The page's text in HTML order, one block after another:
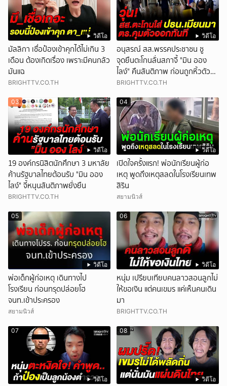
วิดีโอ
มัลลิกา เชื่อป๋องเข้าคุกได้ไม่เกิน 3
เดือน ต้องเกิดเรื่อง เพราะมีคนกลัว
มันแฉ
BRIGHTTV.CO.TH
วิดีโอ
อนุสรณ์ สส.พรรคประชาชน ชู
จุดยืนตะโกนลั่นสภาจี้ "มิน ออง
ไลง์" คืนสันติภาพ ก่อนถูกหิ้วตัว
ออก
BRIGHTTV.CO.TH
วิดีโอ
03
19 องค์กรนิสิตนักศึกษา 3 มหาลัย
ค้านรัฐบาลไทยต้อนรับ "มิน ออง
ไลง์" จี้หนุนสันติภาพยั่งยืน
BRIGHTTV.CO.TH
วิดีโอ
04
เปิดใจครั้งแรก! พ่อนักเรียนผู้ก่อ
เหตุ พูดถึงเหตุสลดในโรงเรียนเทพ
สิริน
สยามนิวส์
วิดีโอ
05
พ่อเด็กผู้ก่อเหตุ เดินทางไป
โรงเรียน ก่อนทรุดปล่อยโฮ
จนท.เข้าประครอง
สยามนิวส์
วิดีโอ
06
หนุ่ม เปรียบเทียบคนลาวสอนลูกไม่
ให้ขอเงิน แต่คนเขมร แค่เห็นคนเดิน
มา
BRIGHTTV.CO.TH
วิดีโอ
07
วิดีโอ
08